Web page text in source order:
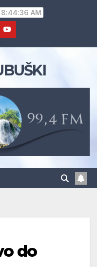
8:44:37 AM
do